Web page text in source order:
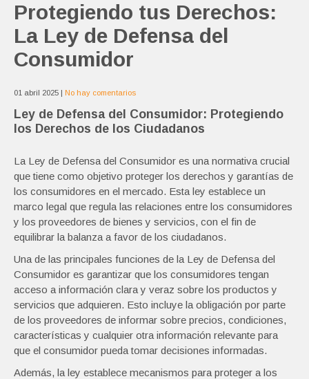
Protegiendo tus Derechos:
La Ley de Defensa del
Consumidor
01 abril 2025 | No hay comentarios
Ley de Defensa del Consumidor: Protegiendo
los Derechos de los Ciudadanos
La Ley de Defensa del Consumidor es una normativa crucial
que tiene como objetivo proteger los derechos y garantías de
los consumidores en el mercado. Esta ley establece un
marco legal que regula las relaciones entre los consumidores
y los proveedores de bienes y servicios, con el fin de
equilibrar la balanza a favor de los ciudadanos.
Una de las principales funciones de la Ley de Defensa del
Consumidor es garantizar que los consumidores tengan
acceso a información clara y veraz sobre los productos y
servicios que adquieren. Esto incluye la obligación por parte
de los proveedores de informar sobre precios, condiciones,
características y cualquier otra información relevante para
que el consumidor pueda tomar decisiones informadas.
Además, la ley establece mecanismos para proteger a los